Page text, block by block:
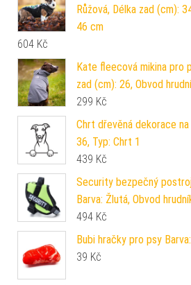
Růžová, Délka zad (cm):
46 cm
604 Kč
Kate fleecová mikina pro
zad (cm): 26, Obvod
299 Kč
Chrt dřevěná dekorace
36, Typ: Chrt 1
439 Kč
Security bezpečný
Barva: Žlutá, Obvod
494 Kč
Bubi hračky pro psy
39 Kč